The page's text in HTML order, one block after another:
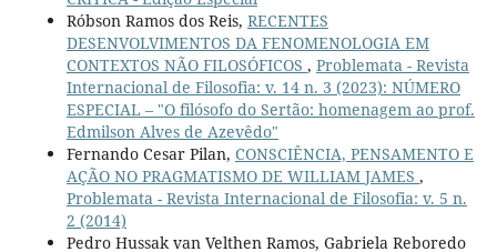
Róbson Ramos dos Reis, RECENTES
DESENVOLVIMENTOS DA FENOMENOLOGIA EM
CONTEXTOS NÃO FILOSÓFICOS , Problemata - Revista
Internacional de Filosofia: v. 14 n. 3 (2023): NÚMERO
ESPECIAL – "O filósofo do Sertão: homenagem ao prof.
Edmilson Alves de Azevêdo"
Fernando Cesar Pilan, CONSCIÊNCIA, PENSAMENTO E
AÇÃO NO PRAGMATISMO DE WILLIAM JAMES ,
Problemata - Revista Internacional de Filosofia: v. 5 n.
2 (2014)
Pedro Hussak van Velthen Ramos, Gabriela Reboredo